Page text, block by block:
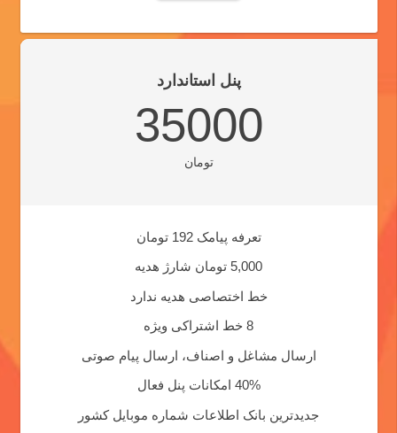
پنل استاندارد
35000
تومان
تعرفه پیامک 192 تومان
5,000 تومان شارژ هدیه
خط اختصاصی هدیه ندارد
8 خط اشتراکی ویژه
ارسال مشاغل و اصناف، ارسال پیام صوتی
40% امکانات پنل فعال
جدیدترین بانک اطلاعات شماره موبایل کشور